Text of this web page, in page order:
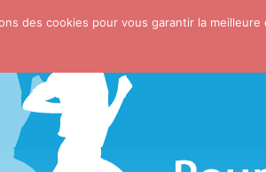
des cookies pour vous garantir la